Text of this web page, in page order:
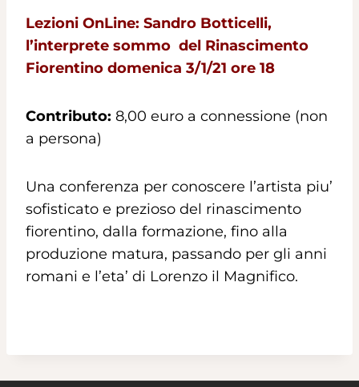
Lezioni OnLine: Sandro Botticelli,
l’interprete sommo del Rinascimento
Fiorentino domenica 3/1/21 ore 18
Contributo: 8,00 euro a connessione (non
a persona)
Una conferenza per conoscere l’artista piu’
sofisticato e prezioso del rinascimento
fiorentino, dalla formazione, fino alla
produzione matura, passando per gli anni
romani e l’eta’ di Lorenzo il Magnifico.